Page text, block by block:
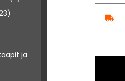
ja